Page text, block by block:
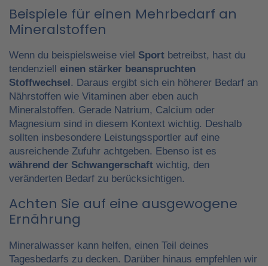
Beispiele für einen Mehrbedarf an
Mineralstoffen
Wenn du beispielsweise viel Sport betreibst, hast du
tendenziell einen stärker beanspruchten
Stoffwechsel. Daraus ergibt sich ein höherer Bedarf an
Nährstoffen wie Vitaminen aber eben auch
Mineralstoffen. Gerade Natrium, Calcium oder
Magnesium sind in diesem Kontext wichtig. Deshalb
sollten insbesondere Leistungssportler auf eine
ausreichende Zufuhr achtgeben. Ebenso ist es
während der Schwangerschaft wichtig, den
veränderten Bedarf zu berücksichtigen.
Achten Sie auf eine ausgewogene
Ernährung
Mineralwasser kann helfen, einen Teil deines
Tagesbedarfs zu decken. Darüber hinaus empfehlen wir